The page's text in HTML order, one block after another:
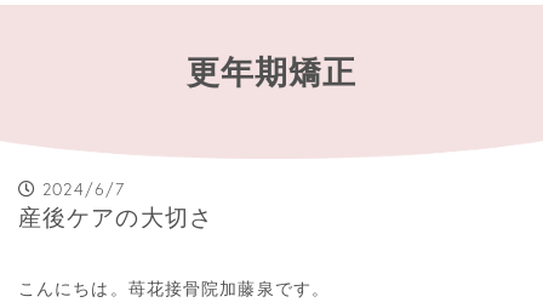
更年期矯正
2024/6/7
産後ケアの大切さ
こんにちは。苺花接骨院加藤泉です。